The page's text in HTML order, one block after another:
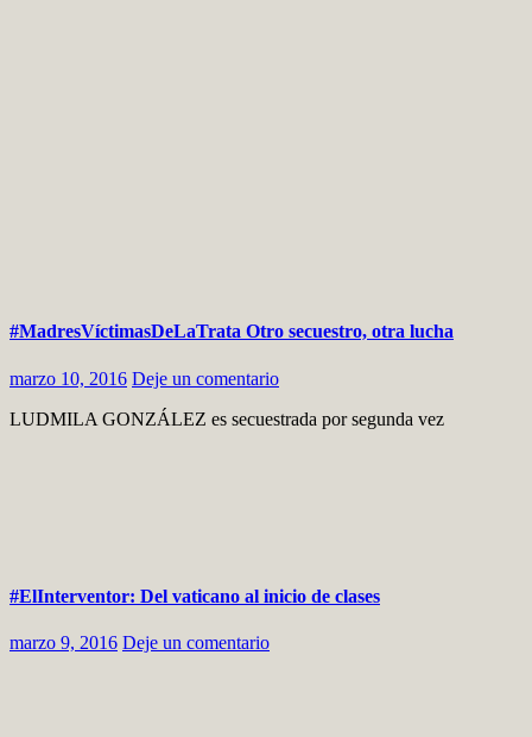
#MadresVíctimasDeLaTrata Otro secuestro, otra lucha
marzo 10, 2016 Deje un comentario
LUDMILA GONZÁLEZ es secuestrada por segunda vez
#ElInterventor: Del vaticano al inicio de clases
marzo 9, 2016 Deje un comentario